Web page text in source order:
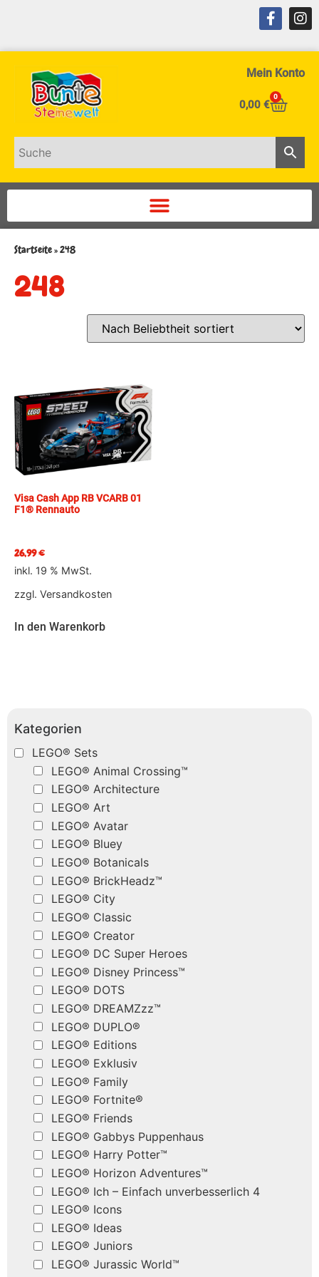
Mein Konto
0,00 €
0
Kategorien
LEGO® Sets
LEGO® Animal Crossing™
LEGO® Architecture
LEGO® Art
LEGO® Avatar
LEGO® Bluey
LEGO® Botanicals
LEGO® BrickHeadz™
LEGO® City
LEGO® Classic
LEGO® Creator
LEGO® DC Super Heroes
LEGO® Disney Princess™
LEGO® DOTS
LEGO® DREAMZzz™
LEGO® DUPLO®
LEGO® Editions
LEGO® Exklusiv
LEGO® Family
LEGO® Fortnite®
LEGO® Friends
LEGO® Gabbys Puppenhaus
LEGO® Harry Potter™
LEGO® Horizon Adventures™
LEGO® Ich – Einfach unverbesserlich 4
LEGO® Icons
LEGO® Ideas
LEGO® Juniors
LEGO® Jurassic World™
Startseite»248
248
Visa Cash App RB VCARB 01
F1® Rennauto
26,99€
inkl. 19 % MwSt.
zzgl. Versandkosten
In den Warenkorb